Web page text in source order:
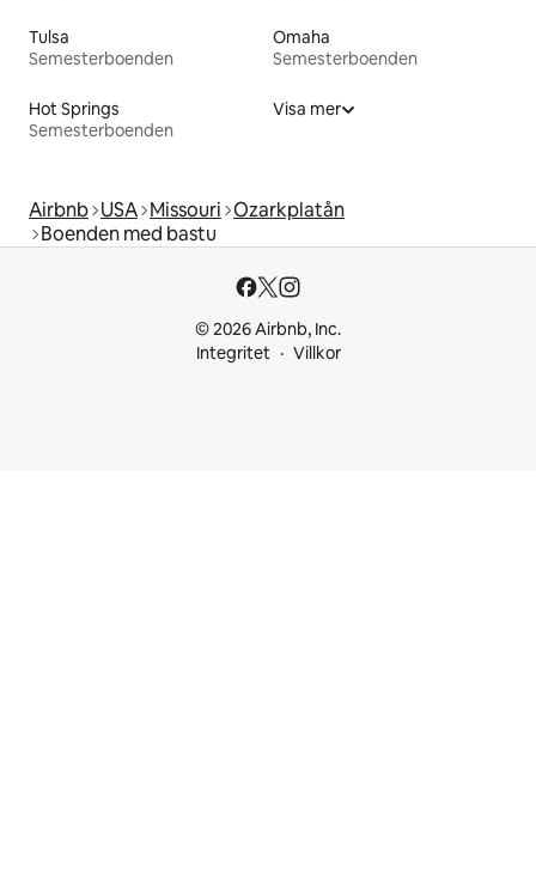
Tulsa
Semesterboenden
Omaha
Semesterboenden
Hot Springs
Semesterboenden
Visa mer
Airbnb USA Missouri Ozarkplatån
Boenden med bastu
© 2026 Airbnb, Inc.
Integritet
Villkor